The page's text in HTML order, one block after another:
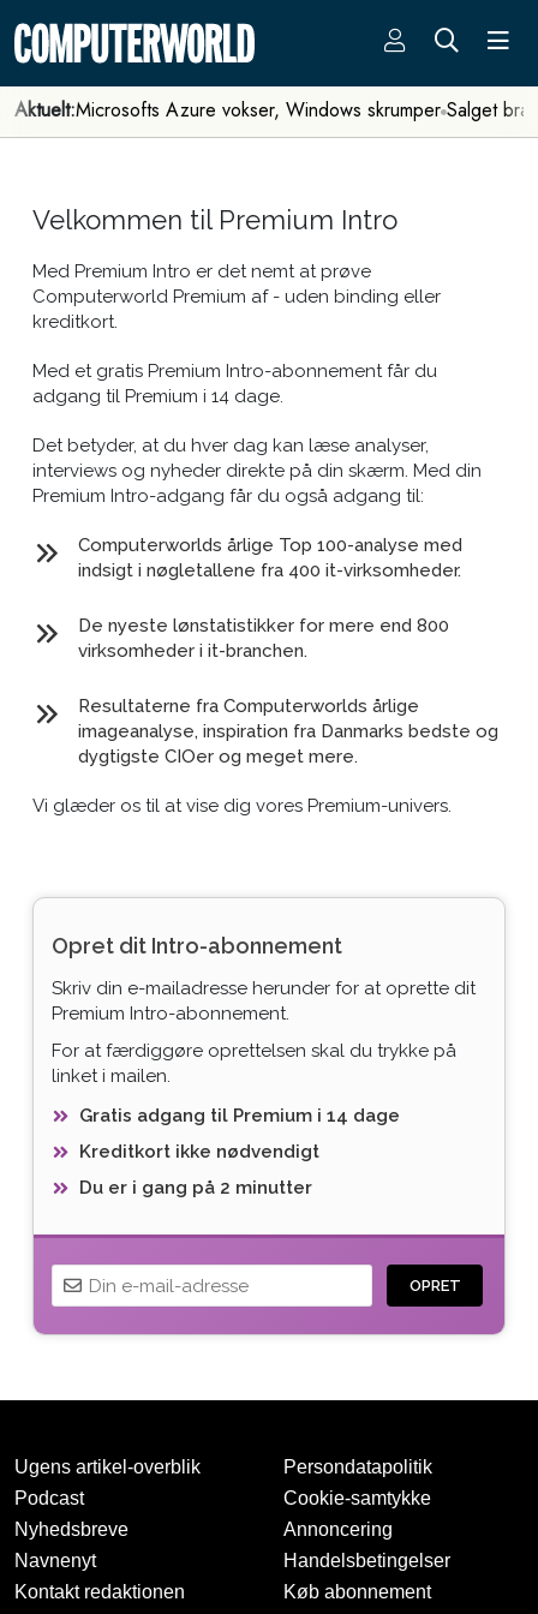
Aktuelt:Microsofts Azure vokser, Windows skrumper Salget
Velkommen til Premium Intro
Med Premium Intro er det nemt at prøve
Computerworld Premium af - uden binding eller
kreditkort.
Med et gratis Premium Intro-abonnement får du
adgang til Premium i 14 dage.
Det betyder, at du hver dag kan læse analyser,
interviews og nyheder direkte på din skærm. Med din
Premium Intro-adgang får du også adgang til:
Computerworlds årlige Top 100-analyse med
indsigt i nøgletallene fra 400 it-virksomheder.
De nyeste lønstatistikker for mere end 800
virksomheder i it-branchen.
Resultaterne fra Computerworlds årlige
imageanalyse, inspiration fra Danmarks bedste og
dygtigste CIOer og meget mere.
Vi glæder os til at vise dig vores Premium-univers.
Opret dit Intro-abonnement
Skriv din e-mailadresse herunder for at oprette dit
Premium Intro-abonnement.
For at færdiggøre oprettelsen skal du trykke på
linket i mailen.
Gratis adgang til Premium i 14 dage
Kreditkort ikke nødvendigt
Du er i gang på 2 minutter
OPRET
Tak for oprettelsen
Ugens artikel-overblik
Podcast
Nyhedsbreve
Navnenyt
Kontakt redaktionen
Persondatapolitik
Cookie-samtykke
Annoncering
Handelsbetingelser
Køb abonnement